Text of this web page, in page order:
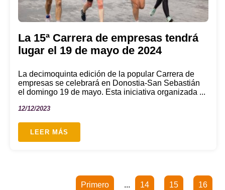
La 15ª Carrera de empresas tendrá
lugar el 19 de mayo de 2024
La decimoquinta edición de la popular Carrera de
empresas se celebrará en Donostia-San Sebastián
el domingo 19 de mayo. Esta iniciativa organizada ...
12/12/2023
LEER MÁS
Primero ... 14 15 16